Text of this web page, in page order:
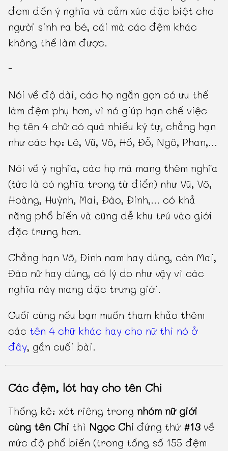
đem đến ý nghĩa và cảm xúc đặc biệt cho
người sinh ra bé, cái mà các đệm khác
không thể làm được.
-
Nói về độ dài, các họ ngắn gọn có ưu thế
làm đệm phụ hơn, vì nó giúp hạn chế việc
họ tên 4 chữ có quá nhiều ký tự, chẳng hạn
như các họ: Lê, Vũ, Võ, Hồ, Đỗ, Ngô, Phan,...
Nói về ý nghĩa, các họ mà mang thêm nghĩa
(tức là có nghĩa trong từ điển) như Vũ, Võ,
Hoàng, Huỳnh, Mai, Đào, Đinh,... có khả
năng phổ biến và cũng dễ khu trú vào giới
đặc trưng hơn.
Chẳng hạn Võ, Đinh nam hay dùng, còn Mai,
Đào nữ hay dùng, có lý do như vậy vì các
nghĩa này mang đặc trưng giới.
Cuối cùng nếu bạn muốn tham khảo thêm
các tên 4 chữ khác hay cho nữ thì nó ở
đây, gần cuối bài.
Các đệm, lót hay cho tên Chi
Thống kê: xét riêng trong nhóm nữ giới
cùng tên Chi thì Ngọc Chi đứng thứ #13 về
mức độ phổ biến (trong tổng số 155 đệm